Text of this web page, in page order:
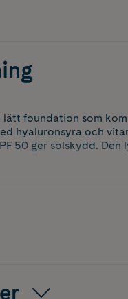
lätt foundation som
hyaluronsyra och
50 ger solskydd. Den